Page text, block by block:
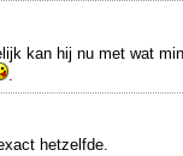
kan hij nu met wat
hetzelfde.